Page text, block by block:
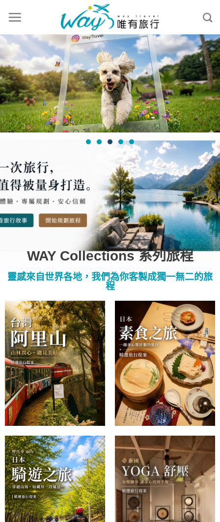
WAY Collections 系列旅程
靈感來自世界各地，我們為你客製成獨一無二的旅
程